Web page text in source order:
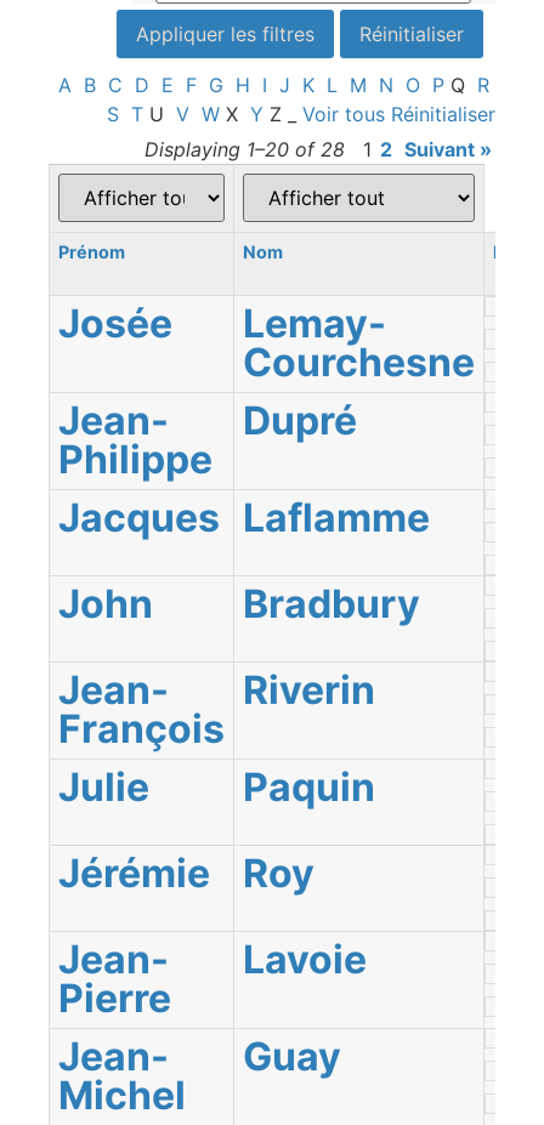
A B C D E F G H I J K L M N O P Q R
S T U V W X Y Z Voir tous Réinitialiser
Displaying 1–20 of 28
1 2 Suivant »
Prénom Nom
Josée
Lemay-
Courchesne
Jean-
Philippe
Dupré
Jacques Laflamme
John
Bradbury
Jean-
François
Riverin
Julie
Paquin
Jérémie
Roy
Jean-
Pierre
Lavoie
Jean-
Michel
Guay